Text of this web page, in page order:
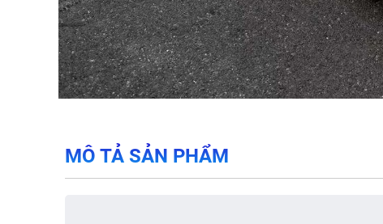
MÔ TẢ SẢN PHẨM